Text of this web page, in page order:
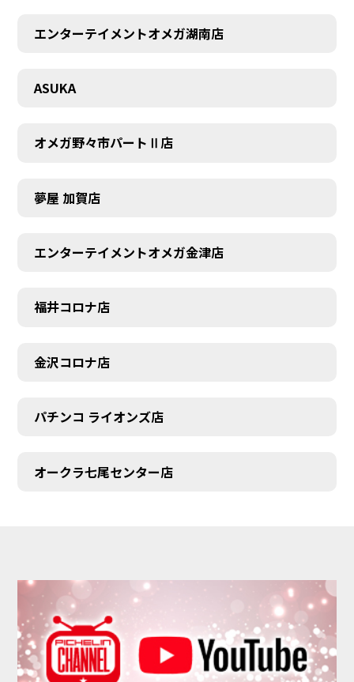
エンターテイメントオメガ湖南店
ASUKA
オメガ野々市パートⅡ店
夢屋 加賀店
エンターテイメントオメガ金津店
福井コロナ店
金沢コロナ店
パチンコ ライオンズ店
オークラ七尾センター店